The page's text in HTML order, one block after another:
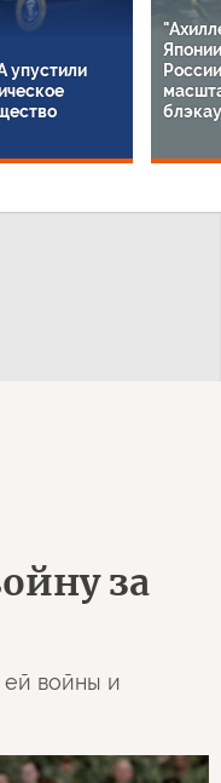
упустили
за
войны и